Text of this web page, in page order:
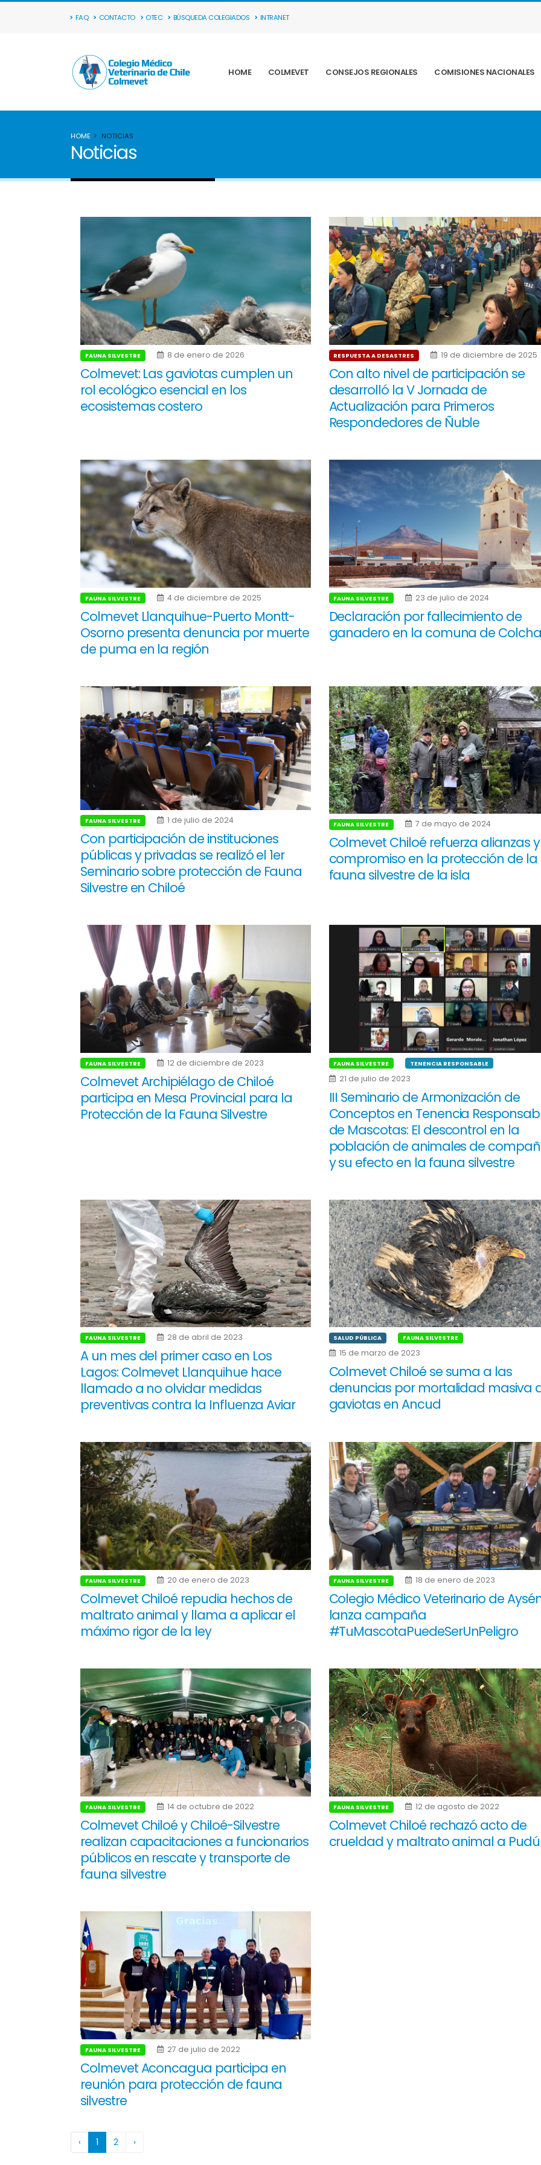
FAQ CONTACTO OTEC BÚSQUEDA COLEGIADOS INTRANET
HOME COLMEVET CONSEJOS REGIONALES COMISIONES NACIONALES
HOME NOTICIAS
Noticias
FAUNA SILVESTRE 8 de enero de 2026
Colmevet: Las gaviotas cumplen un
rol ecológico esencial en los
ecosistemas costero
RESPUESTA A DESASTRES 19 de diciembre de 2025
Con alto nivel de participación se
desarrolló la V Jornada de
Actualización para Primeros
Respondedores de Ñuble
FAUNA SILVESTRE 4 de diciembre de 2025
Colmevet Llanquihue-Puerto Montt-
Osorno presenta denuncia por muerte
de puma en la región
FAUNA SILVESTRE 23 de julio de 2024
Declaración por fallecimiento de
ganadero en la comuna de
FAUNA SILVESTRE 1 de julio de 2024
Con participación de instituciones
públicas y privadas se realizó el 1er
Seminario sobre protección de Fauna
Silvestre en Chiloé
FAUNA SILVESTRE 7 de mayo de 2024
Colmevet Chiloé refuerza alianzas y
compromiso en la protección de la
fauna silvestre de la isla
FAUNA SILVESTRE 12 de diciembre de 2023
Colmevet Archipiélago de Chiloé
participa en Mesa Provincial para la
Protección de la Fauna Silvestre
FAUNA SILVESTRE TENENCIA RESPONSABLE
21 de julio de 2023
III Seminario de Armonización de
Conceptos en Tenencia
de Mascotas: El descontrol en la
población de animales de
y su efecto en la fauna silvestre
FAUNA SILVESTRE 28 de abril de 2023
A un mes del primer caso en Los
Lagos: Colmevet Llanquihue hace
llamado a no olvidar medidas
preventivas contra la Influenza Aviar
SALUD PÚBLICA FAUNA SILVESTRE
15 de marzo de 2023
Colmevet Chiloé se suma a las
denuncias por mortalidad masiva
gaviotas en Ancud
FAUNA SILVESTRE 20 de enero de 2023
Colmevet Chiloé repudia hechos de
maltrato animal y llama a aplicar el
máximo rigor de la ley
FAUNA SILVESTRE 18 de enero de 2023
Colegio Médico Veterinario de
lanza campaña
#TuMascotaPuedeSerUnPeligro
FAUNA SILVESTRE 14 de octubre de 2022
Colmevet Chiloé y Chiloé-Silvestre
realizan capacitaciones a funcionarios
públicos en rescate y transporte de
fauna silvestre
FAUNA SILVESTRE 12 de agosto de 2022
Colmevet Chiloé rechazó acto de
crueldad y maltrato animal a Pudú
FAUNA SILVESTRE 27 de julio de 2022
Colmevet Aconcagua participa en
reunión para protección de fauna
silvestre
‹ 1 2 ›